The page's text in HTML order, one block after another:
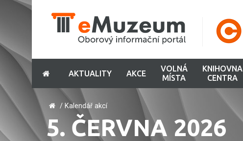
AKTUALITY AKCE
VOLNÁ
MÍSTA
KNIHOVNA
CENTRA
/ Kalendář akcí
5. ČERVNA 2026